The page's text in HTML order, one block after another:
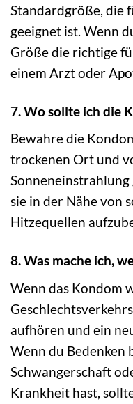
Standardgröße, die
geeignet ist. Wenn
Größe die richtige
einem Arzt oder
7. Wo sollte ich die
Bewahre die
trockenen Ort und
Sonneneinstrahlung
sie in der Nähe von
Hitzequellen
8. Was mache ich,
Wenn das Kondom
aufhören und ein
Wenn du Bedenken
Schwangerschaft
Krankheit hast,